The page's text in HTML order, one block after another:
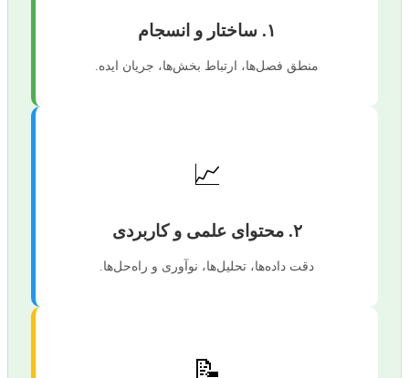
۱. ساختار و انسجام
منطق فصل‌ها، ارتباط بخش‌ها، جریان ایده.
📈
۲. محتوای علمی و کاربردی
دقت داده‌ها، تحلیل‌ها، نوآوری و راه‌حل‌ها.
📝